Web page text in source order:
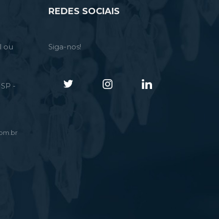
ou
-
REDES SOCIAIS
Siga-nos!